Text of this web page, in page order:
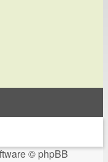
© phpBB